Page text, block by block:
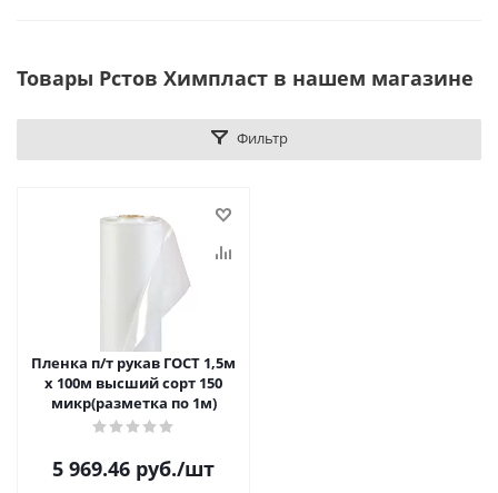
Товары Рстов Химпласт в нашем магазине
Фильтр
Пленка п/т рукав ГОСТ 1,5м
х 100м высший сорт 150
микр(разметка по 1м)
5 969.46 руб./шт